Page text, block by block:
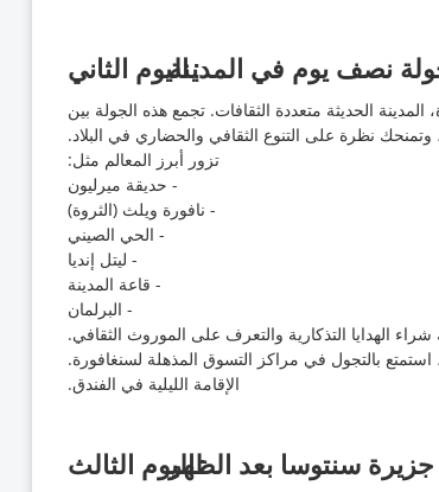
اليوم الثانينصف يوم في المدينة
الحديثة متعددة الثقافات. تجمع هذه الجولة بين
نظرة على التنوع الثقافي والحضاري في البلاد.
تزور أبرز المعالم مثل:
- حديقة ميرليون
- نافورة ويلث (الثروة)
- الحي الصيني
- ليتل إنديا
- قاعة المدينة
- البرلمان
الهدايا التذكارية والتعرف على الموروث الثقافي.
بالتجول في مراكز التسوق المذهلة لسنغافورة.
الإقامة الليلية في الفندق.
اليوم الثالثسنتوسا بعد الظهر